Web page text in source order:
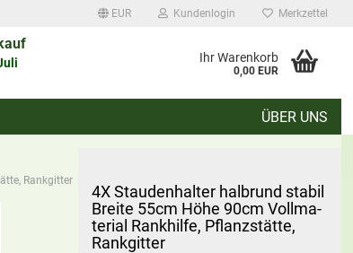
EUR Kundenlogin Merkzettel
Ihr Warenkorb
0,00 EUR
ÜBER UNS
Rankgitter
4X Stau­den­hal­ter halb­rund sta­bil
Brei­te 55cm Höhe 90cm Voll­ma­
te­ri­al Rank­hil­fe, Pflanz­stät­te,
Rank­git­ter